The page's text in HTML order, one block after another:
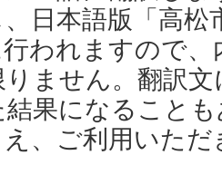
日本語版「高
われますので
ません。翻訳
果になること
、ご利用いた